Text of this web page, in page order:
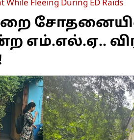
While Fleeing During ED Raids
எம்.எல்.ஏ..